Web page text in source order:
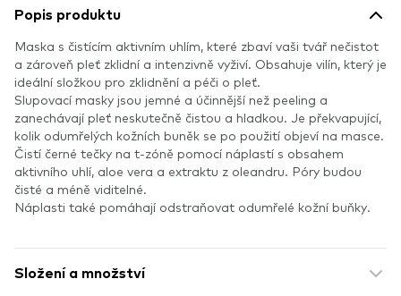
Popis produktu
Maska s čistícím aktivním uhlím, které zbaví vaši tvář nečistot
a zároveň pleť zklidní a intenzivně vyživí. Obsahuje vilín, který je
ideální složkou pro zklidnění a péči o pleť.
Slupovací masky jsou jemné a účinnější než peeling a
zanechávají pleť neskutečně čistou a hladkou. Je překvapující,
kolik odumřelých kožních buněk se po použití objeví na masce.
Čistí černé tečky na t-zóně pomocí náplastí s obsahem
aktivního uhlí, aloe vera a extraktu z oleandru. Póry budou
čisté a méně viditelné.
Náplasti také pomáhají odstraňovat odumřelé kožní buňky.
Složení a množství